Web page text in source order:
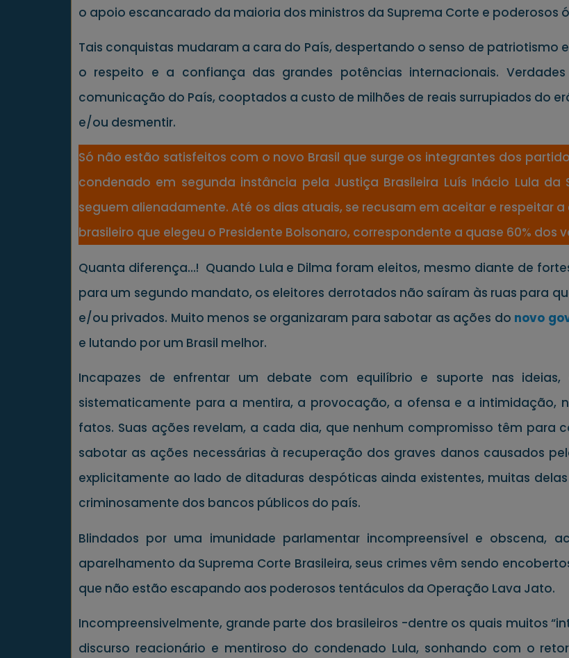
o apoio escancarado da maioria dos ministros da Suprema Corte e poderosos
Tais conquistas mudaram a cara do País, despertando o senso de patriotismo
o respeito e a confiança das grandes potências internacionais.
comunicação do País, cooptados a custo de milhões de reais surrupiados do
e/ou desmentir.
Só não estão satisfeitos com o novo Brasil que surge os integrantes dos
condenado em segunda instância pela Justiça Brasileira Luís Inácio Lula da
seguem alienadamente. Até os dias atuais, se recusam em aceitar e respeitar
brasileiro que elegeu o Presidente Bolsonaro, correspondente a quase 60% dos
Quanta diferença…! Quando Lula e Dilma foram eleitos, mesmo diante de
para um segundo mandato, os eleitores derrotados não saíram às ruas para
e/ou privados. Muito menos se organizaram para sabotar as ações do novo
e lutando por um Brasil melhor.
Incapazes de enfrentar um debate com equilíbrio e suporte nas
sistematicamente para a mentira, a provocação, a ofensa e a intimidação,
fatos. Suas ações revelam, a cada dia, que nenhum compromisso têm para
sabotar as ações necessárias à recuperação dos graves danos causados
explicitamente ao lado de ditaduras despóticas ainda existentes, muitas
criminosamente dos bancos públicos do país.
Blindados por uma imunidade parlamentar incompreensível e obscena,
aparelhamento da Suprema Corte Brasileira, seus crimes vêm sendo
que não estão escapando aos poderosos tentáculos da Operação Lava Jato.
Incompreensivelmente, grande parte dos brasileiros -dentre os quais muitos
discurso reacionário e mentiroso do condenado Lula, sonhando com o